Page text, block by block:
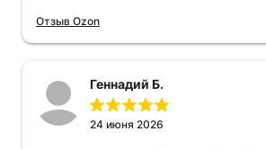
Отзыв Ozon
Геннадий Б.
24 июня 2026